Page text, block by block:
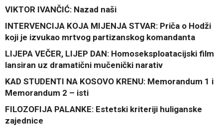
VIKTOR IVANČIĆ: Nazad naši
INTERVENCIJA KOJA MIJENJA STVAR: Priča o Hodži
koji je izvukao mrtvog partizanskog komandanta
LIJEPA VEČER, LIJEP DAN: Homoseksploatacijski film
lansiran uz dramatični mučenički narativ
KAD STUDENTI NA KOSOVO KRENU: Memorandum 1 i
Memorandum 2 – isti
FILOZOFIJA PALANKE: Estetski kriteriji huliganske
zajednice